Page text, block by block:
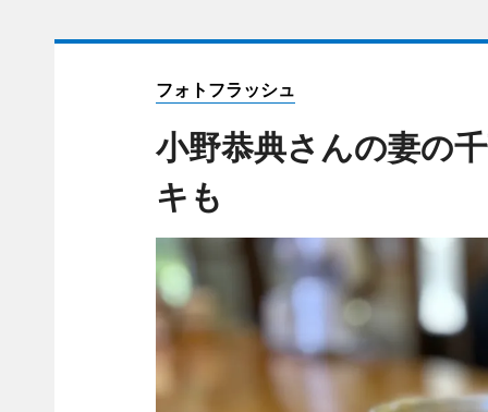
フォトフラッシュ
小野恭典さんの妻の
キも